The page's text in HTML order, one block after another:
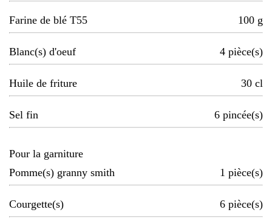
Farine de blé T55 100 g
Blanc(s) d'oeuf 4 pièce(s)
Huile de friture 30 cl
Sel fin 6 pincée(s)
Pour la garniture
Pomme(s) granny smith
1 pièce(s)
Courgette(s) 6 pièce(s)